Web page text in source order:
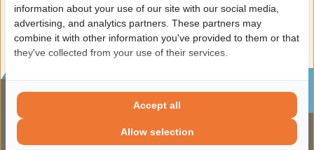
Sinds 2002 de specialist in katalysatoren en
roetfilters
CONTACTGEGVENS
ADRES
information about your use of our site with our social media,
advertising, and analytics partners. These partners may
combine it with other information you've provided to them or that
they've collected from your use of their services.
Allow selection
Accept all